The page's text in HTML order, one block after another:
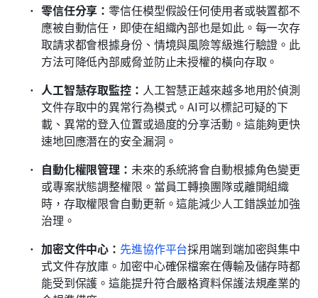
零信任分享： 零信任模型假設任何使用者或裝置都不
應被自動信任，即使在組織內部也是如此。每一次存
取請求都會根據身份、情境與風險等級進行驗證。此
方法可降低內部威脅並防止未授權的橫向存取。
人工智慧存取監控： 人工智慧正越來越多地用於偵測
文件存取中的異常行為模式。AI可以標記可疑的下
載、異常的登入位置或過度的分享活動。這能夠更快
速地回應潛在的安全漏洞。
自動化權限管理： 未來的系統將會自動根據角色變更
或專案狀態調整權限。當員工轉換團隊或離開組織
時，存取權限會自動更新。這能減少人工錯誤並加強
治理。
加密文件中心： 先進協作平台採用端到端加密與集中
式文件存放庫。加密中心確保檔案在傳輸及儲存時都
能受到保護。這能提升符合嚴格資料保護法規產業的